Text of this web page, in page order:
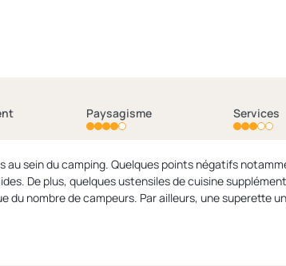
Paysagisme Services
au sein du camping. Quelques points négatifs
De plus, quelques ustensiles de cuisine
du nombre de campeurs. Par ailleurs, une superette
d'animation était top, le restaurant très bon »